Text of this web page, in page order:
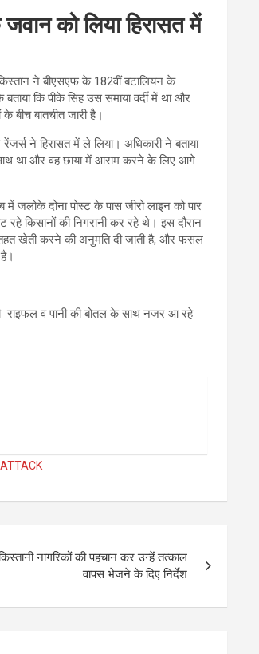
को लिया हिरासत में
ने बीएसएफ के 182वीं बटालियन के
कि पीके सिंह उस समाया वर्दी में था और
बीच बातचीत जारी है।
ने हिरासत में ले लिया। अधिकारी ने बताया
साथ था और वह छाया में आराम करने के लिए आगे
जलोके दोना पोस्ट के पास जीरो लाइन को पार
किसानों की निगरानी कर रहे थे। इस दौरान
खेती करने की अनुमति दी जाती है, और फसल
राइफल व पानी की बोतल के साथ नजर आ रहे
नागरिकों की पहचान कर उन्हें तत्काल
वापस भेजने के दिए निर्देश